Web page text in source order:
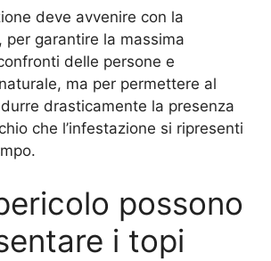
deve avvenire con la
per garantire la massima
delle persone e
ma per permettere al
drasticamente la presenza
che l’infestazione si ripresenti
possono
i topi